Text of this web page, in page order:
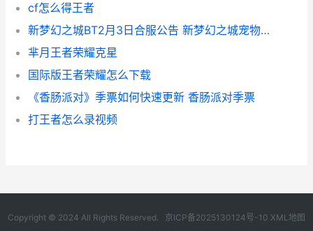
cf怎么得王者
新梦幻之城BT2月3日合服公告 新梦幻之城宠物图鉴
芈月王者荣耀克星
国际版王者荣耀怎么下载
《香肠派对》季票如何快速更新 香肠派对季票
打王者怎么录视频
Copyright © 2024 All Rights Reserved. 京ICP备2025130124号-10 XML地图